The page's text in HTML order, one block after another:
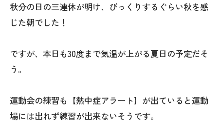
秋分の日の三連休が明け、びっくりするぐらい秋を感
じた朝でした！
ですが、本日も30度まで気温が上がる夏日の予定だそ
う。
運動会の練習も【熱中症アラート】が出ていると運動
場には出れず練習が出来ないそうです。